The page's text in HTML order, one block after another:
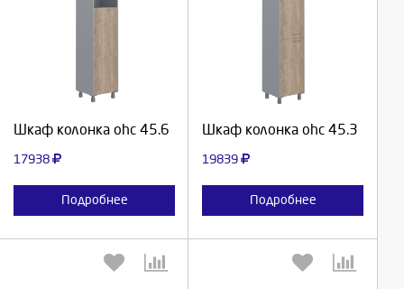
Шкаф колонка ohc 45.6
17938
Подробнее
Выберите количество:
Продолжить
Шкаф колонка ohc 45.3
19839
Подробнее
Продолжить